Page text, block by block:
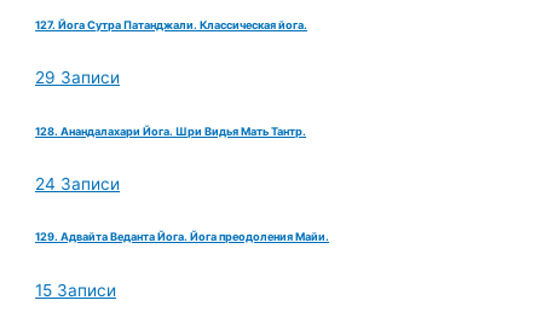
127. Йога Сутра Патанджали. Классическая йога.
29 Записи
128. Анандалахари Йога. Шри Видья Мать Тантр.
24 Записи
129. Адвайта Веданта Йога. Йога преодоления Майи.
15 Записи